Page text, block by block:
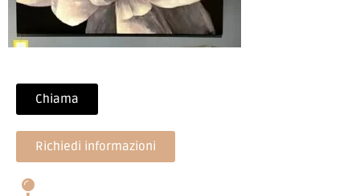
Chiama
Richiedi informazioni